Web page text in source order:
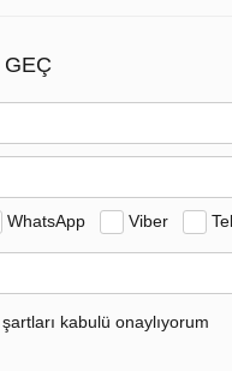
WhatsApp Viber
kabulü onaylıyorum